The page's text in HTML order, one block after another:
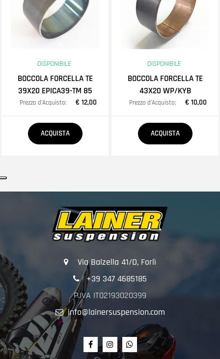
DISPONIBILE
BOCCOLA FORCELLA TE
39X20 EPICA39-TM 85
Prezzo d'Acquisto: € 12,00
Quantità
ACQUISTA
DISPONIBILE
BOCCOLA FORCELLA TE
43X20 WP/KYB
Prezzo d'Acquisto: € 10,00
Quantità
ACQUISTA
Via Balzella 41/D, Forlì
+39 347 4685185
P.IVA IT02193020399
info@lainersuspension.com